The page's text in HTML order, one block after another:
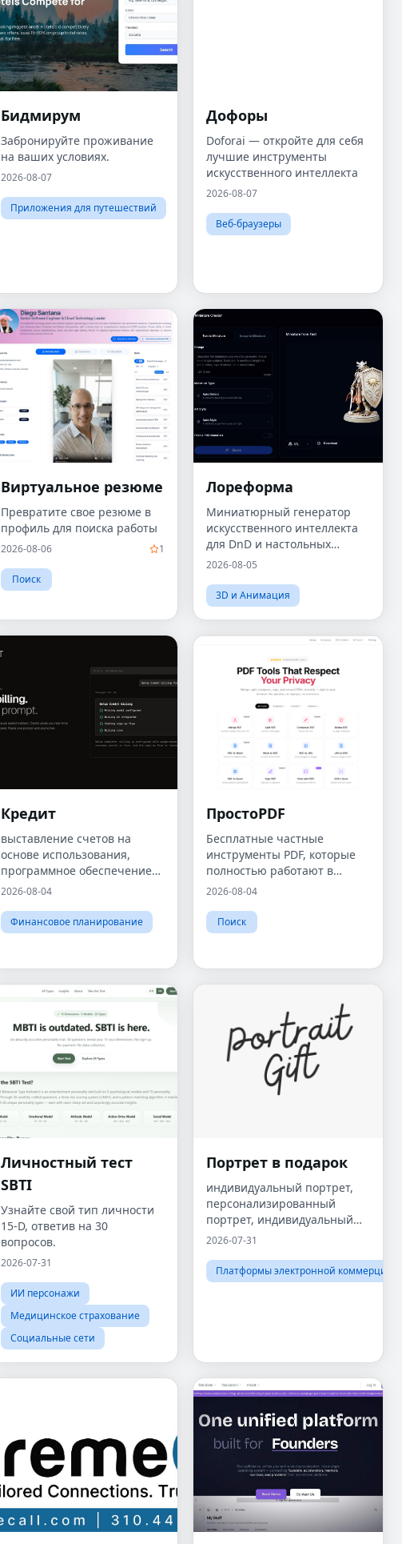
Бидмирум
Забронируйте проживание
на ваших условиях.
2026-08-07
Приложения для путешествий
Дофоры
Doforai — откройте для себя
лучшие инструменты
искусственного интеллекта
2026-08-07
Веб-браузеры
Виртуальное резюме
Превратите свое резюме в
профиль для поиска работы
2026-08-06 1
Поиск
Лореформа
Миниатюрный генератор
искусственного интеллекта
для DnD и настольных
ролевых игр
2026-08-05
3D и Анимация
Кредит
выставление счетов на
основе использования,
программное обеспечение
для выставления счетов на
выставление счетов по
счетчику, выставление
ИИ, выс
2026-08-04
Финансовое планирование
ПростоPDF
Бесплатные частные
инструменты PDF, которые
полностью работают в
вашем браузере: файлы
устройство.
2026-08-04
Поиск
Личностный тест
SBTI
Узнайте свой тип личности
15-D, ответив на 30
вопросов.
2026-07-31
ИИ персонажи
Медицинское страхование
Социальные сети
Портрет в подарок
индивидуальный портрет,
персонализированный
портрет, индивидуальный
портрет по фотографии,
подарок, индивидуальная
печать на холсте, портрет по
2026-07-31
Платформы электронной коммерции